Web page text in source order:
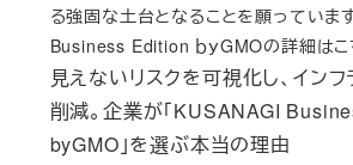
見えないリスクを可視化し、イン
削減。企業が「KUSANAGI
byGMO」を選ぶ本当の理由
る強固な土台となることを願っていま
Business Edition ｂｙGMOの詳細はこ